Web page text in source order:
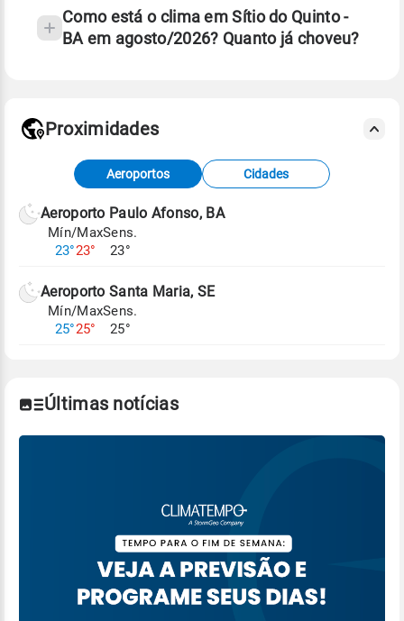
Como está o clima em Sítio do Quinto -
BA em agosto/2026? Quanto já choveu?
Fonte: dados combinados de estações
meteorológicas e satélite do Centro de Previsão
de Tempo e Estudos Climáticos (CPTEC).
Para obter mais informações sobre os dados
Proximidades
Aeroportos Cidades
Aeroporto Paulo Afonso, BA
Mín/Max
23°23°
Sens.
23°
Aeroporto Santa Maria, SE
Mín/Max
25°25°
Sens.
25°
Últimas notícias